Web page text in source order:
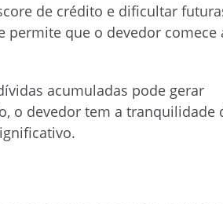
de crédito e dificultar
permite que o devedor comece
acumuladas pode gerar
o devedor tem a tranquilidade